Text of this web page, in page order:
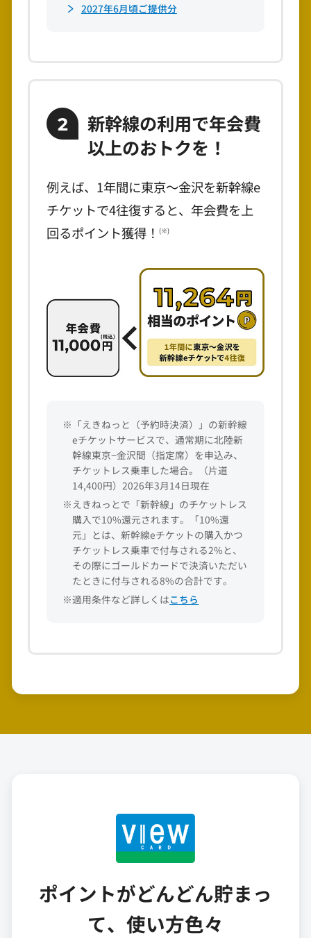
2027年6月頃ご提供分
2
新幹線の利用で年会費
以上のおトクを！
例えば、1年間に東京～金沢を新幹線e
チケットで4往復すると、年会費を上
回るポイント獲得！(※)
※「えきねっと（予約時決済）」の新幹線
eチケットサービスで、通常期に北陸新
幹線東京−金沢間（指定席）を申込み、
チケットレス乗車した場合。（片道
14,400円）2026年3月14日現在
※えきねっとで「新幹線」のチケットレス
購入で10%還元されます。「10%還
元」とは、新幹線eチケットの購入かつ
チケットレス乗車で付与される2%と、
その際にゴールドカードで決済いただい
たときに付与される8%の合計です。
※適用条件など詳しくはこちら
ポイントがどんどん貯まっ
て、使い方色々